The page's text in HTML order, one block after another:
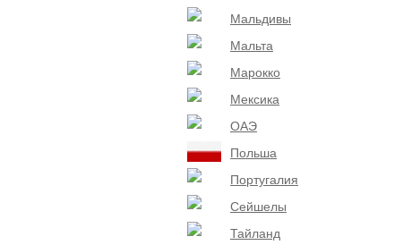
Мальдивы
Мальта
Марокко
Мексика
ОАЭ
Польша
Португалия
Сейшелы
Тайланд